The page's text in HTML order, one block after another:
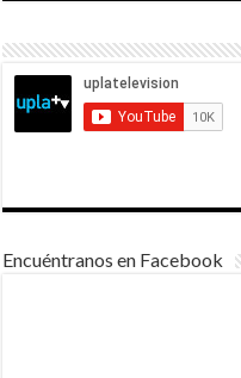
Encuéntranos en Facebook